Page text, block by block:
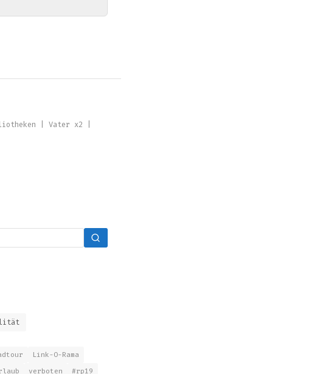
| Vater x2 |
Link-O-Rama
verboten #rp19